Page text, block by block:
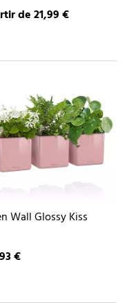
de 21,99 €
Wall Glossy Kiss
€